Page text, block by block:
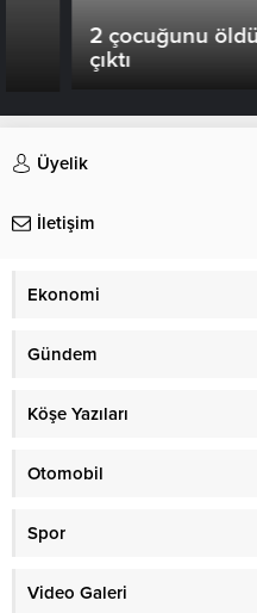
2 çocuğunu öldürüp
Üyelik
İletişim
Ekonomi
Gündem
Köşe Yazıları
Otomobil
Spor
Video Galeri